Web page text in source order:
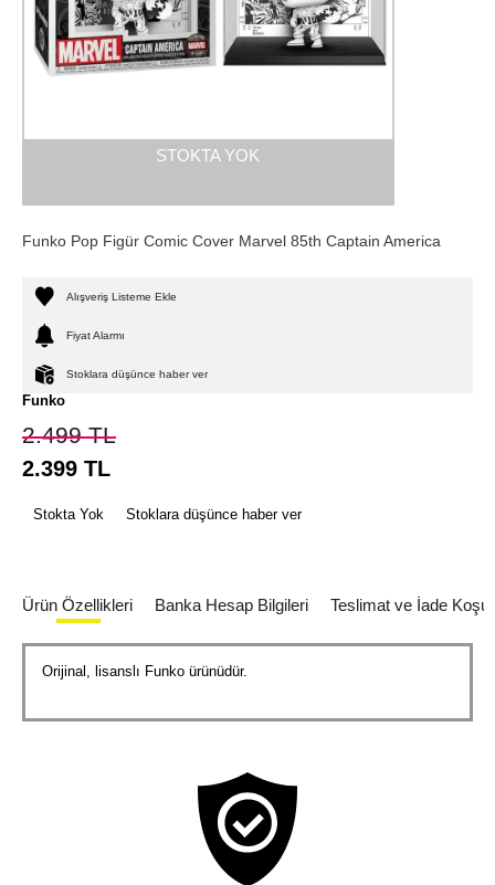
STOKTA YOK
Funko Pop Figür Comic Cover Marvel 85th Captain America
Alışveriş Listeme Ekle
Fiyat Alarmı
Stoklara düşünce haber ver
Funko
2.499TL
2.399 TL
Stokta Yok Stoklara düşünce haber ver
Ürün Özellikleri Banka Hesap Bilgileri Teslimat ve İade
Orijinal, lisanslı Funko ürünüdür.